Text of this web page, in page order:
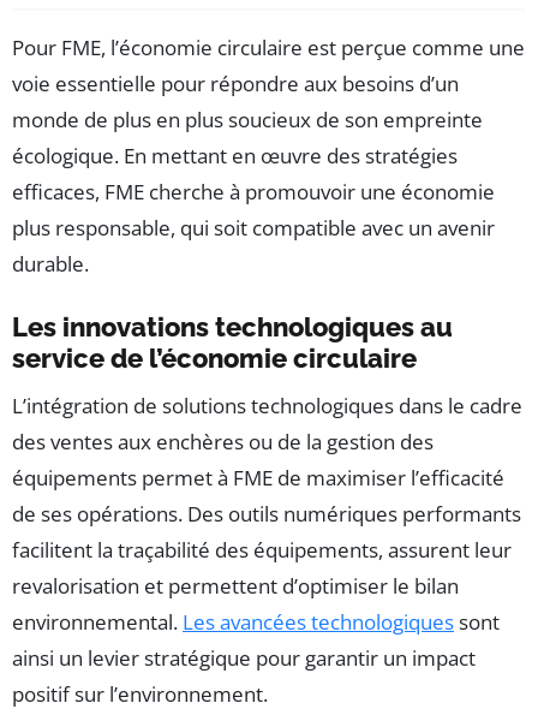
Pour FME, l’économie circulaire est perçue comme une
voie essentielle pour répondre aux besoins d’un
monde de plus en plus soucieux de son empreinte
écologique. En mettant en œuvre des stratégies
efficaces, FME cherche à promouvoir une économie
plus responsable, qui soit compatible avec un avenir
durable.
Les innovations technologiques au
service de l’économie circulaire
L’intégration de solutions technologiques dans le cadre
des ventes aux enchères ou de la gestion des
équipements permet à FME de maximiser l’efficacité
de ses opérations. Des outils numériques performants
facilitent la traçabilité des équipements, assurent leur
revalorisation et permettent d’optimiser le bilan
environnemental. Les avancées technologiquessont
ainsi un levier stratégique pour garantir un impact
positif sur l’environnement.